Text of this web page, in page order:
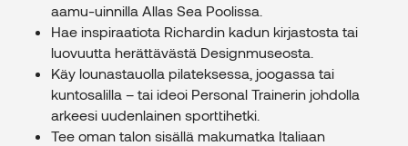
aamu-uinnilla Allas Sea Poolissa.
Hae inspiraatiota Richardin kadun kirjastosta tai
luovuutta herättävästä Designmuseosta.
Käy lounastauolla pilateksessa, joogassa tai
kuntosalilla – tai ideoi Personal Trainerin johdolla
arkeesi uudenlainen sporttihetki.
Tee oman talon sisällä makumatka Italiaan